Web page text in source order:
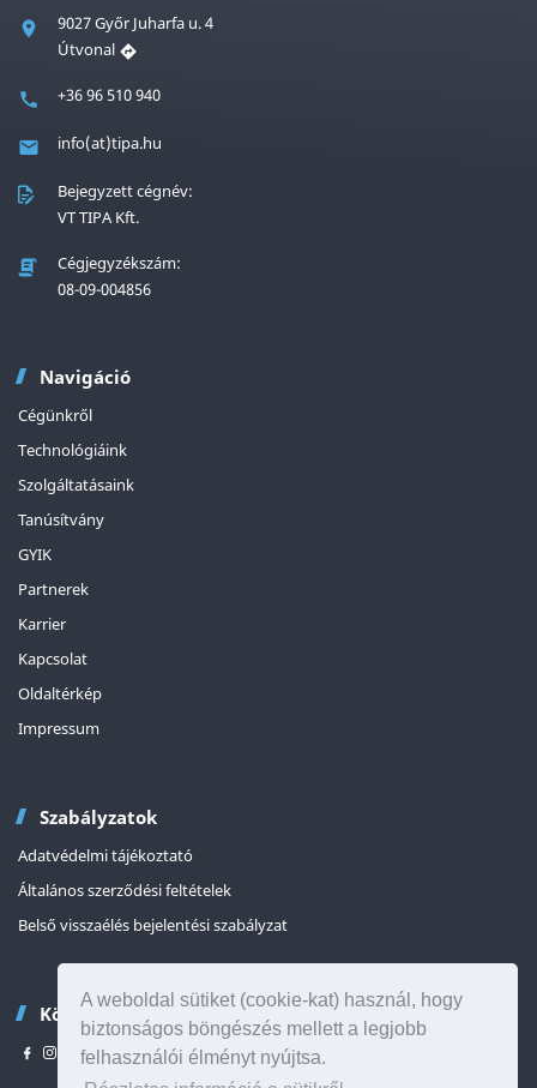
A weboldal sütiket (cookie-kat) használ, hogy
biztonságos böngészés mellett a legjobb
felhasználói élményt nyújtsa.
9027 Győr Juharfa u. 4
Útvonal
+36 96 510 940
info(at)tipa.hu
Bejegyzett cégnév:
VT TIPA Kft.
Cégjegyzékszám:
08-09-004856
Navigáció
Cégünkről
Technológiáink
Szolgáltatásaink
Tanúsítvány
GYIK
Partnerek
Karrier
Kapcsolat
Oldaltérkép
Impressum
Szabályzatok
Adatvédelmi tájékoztató
Általános szerződési feltételek
Belső visszaélés bejelentési szabályzat
Kövessen minket